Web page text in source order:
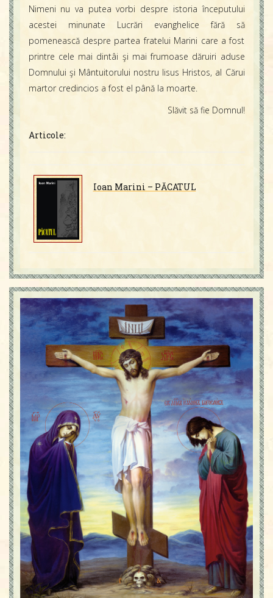
Nimeni nu va putea vorbi despre istoria începutului
acestei minunate Lucrări evanghelice fără să
pomenească despre partea fratelui Marini care a fost
printre cele mai dintâi şi mai frumoase dăruiri aduse
Domnului şi Mântuitorului nostru Iisus Hristos, al Cărui
martor credincios a fost el până la moarte.
Slăvit să fie Domnul!
Articole:
Ioan Marini – PĂCATUL